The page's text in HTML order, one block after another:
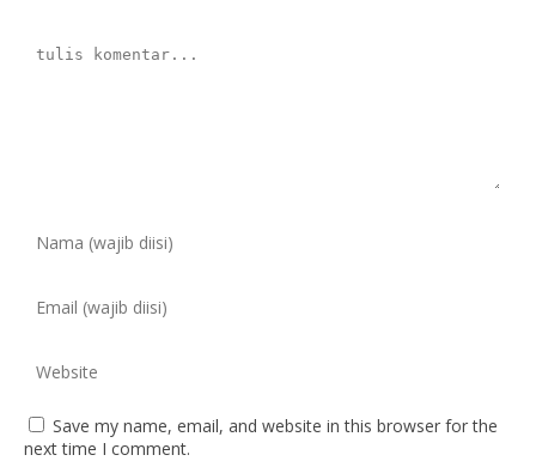
Save my name, email, and website in this browser for the
next time I comment.